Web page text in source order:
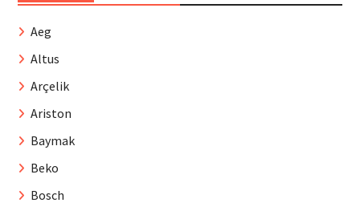
Aeg
Altus
Arçelik
Ariston
Baymak
Beko
Bosch